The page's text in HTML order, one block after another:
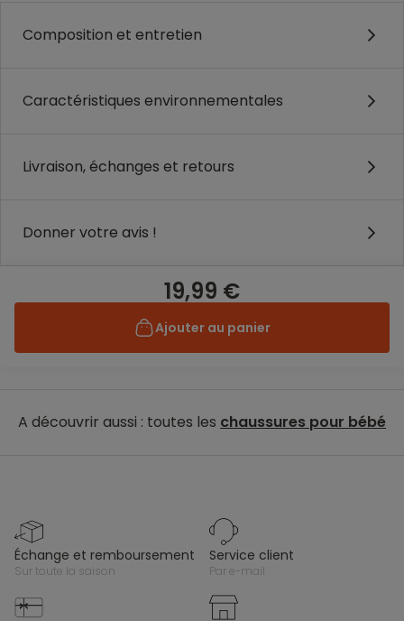
Composition et entretien
Caractéristiques environnementales
Livraison, échanges et retours
Donner votre avis !
19,99 €
Ajouter au panier
A découvrir aussi : toutes les chaussures pour bébé
échange et remboursement
sur toute la saison
service client
par e-mail